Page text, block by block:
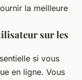
la meilleure
sur les
si vous
en ligne. Vous